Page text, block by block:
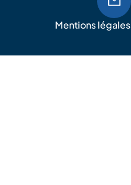
Mentions légales